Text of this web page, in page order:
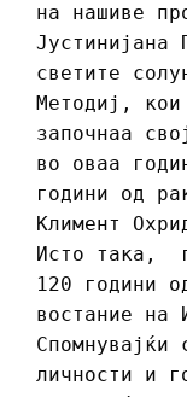
на нашиве
светите
Методиј,
започнаа
во оваа
години од
Климент
Исто така,
120 години
востание на
личности и